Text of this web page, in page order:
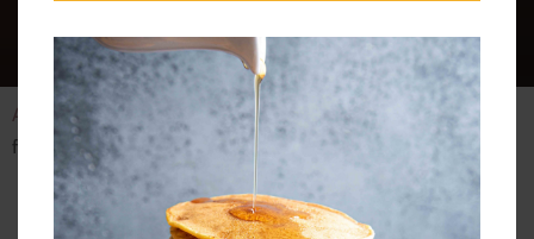
Accueil / Boutique Carnet de recettes
/ LE CARNET SALÉ (14
fiches)